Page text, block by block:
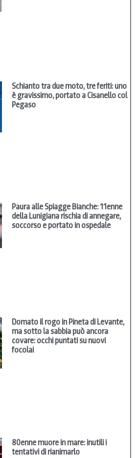
Schianto tra due moto, tre feriti: uno
è gravissimo, portato a Cisanello col
Pegaso
Paura alle Spiagge Bianche: 11enne
della Lunigiana rischia di annegare,
soccorso e portato in ospedale
Domato il rogo in Pineta di Levante,
ma sotto la sabbia può ancora
covare: occhi puntati su nuovi
focolai
80enne muore in mare: inutili i
tentativi di rianimarlo